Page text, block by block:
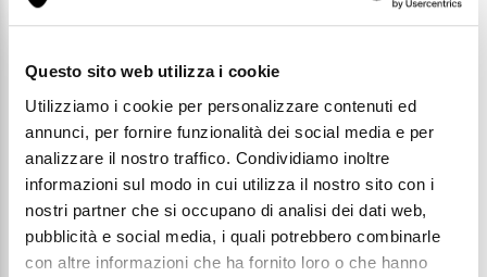
Questo sito web utilizza i cookie
Utilizziamo i cookie per personalizzare contenuti ed
annunci, per fornire funzionalità dei social media e per
analizzare il nostro traffico. Condividiamo inoltre
informazioni sul modo in cui utilizza il nostro sito con i
nostri partner che si occupano di analisi dei dati web,
pubblicità e social media, i quali potrebbero combinarle
con altre informazioni che ha fornito loro o che hanno
Prezzo di listino:
Condividi questo articolo sui social
Facebook
WhatsApp
Prodotti Pulizia Deodoranti Per Ambiente